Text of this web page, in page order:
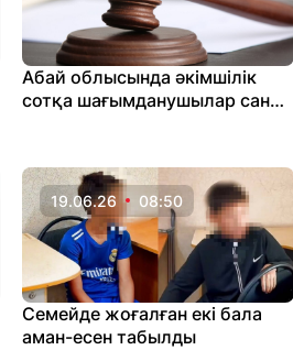
Абай облысында әкімшілік
сотқа шағымданушылар саны
19.06.26 08:50
Семейде жоғалған екі бала
аман-есен табылды